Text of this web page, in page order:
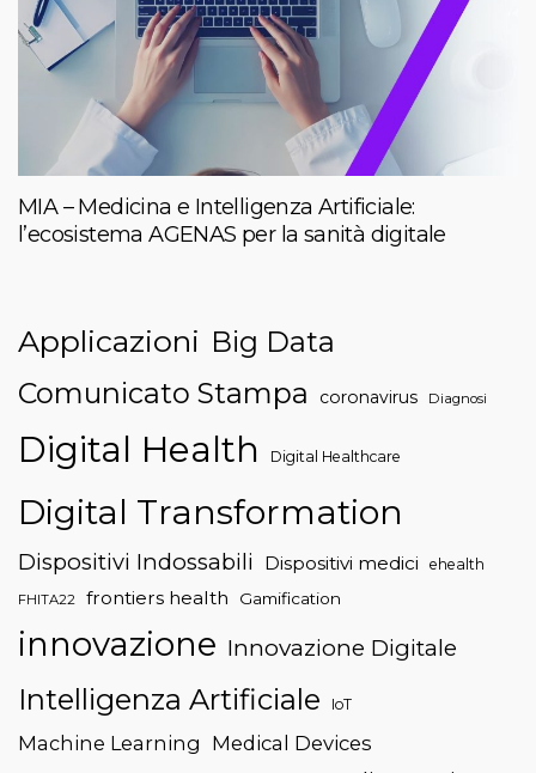
MIA – Medicina e Intelligenza Artificiale:
l’ecosistema AGENAS per la sanità digitale
Applicazioni Big Data
Comunicato Stampa
coronavirus Diagnosi
Digital Health Digital Healthcare
Digital Transformation
Dispositivi Indossabili Dispositivi medici ehealth
FHITA22 frontiers health Gamification
innovazione Innovazione Digitale
Intelligenza Artificiale IoT
Machine Learning Medical Devices